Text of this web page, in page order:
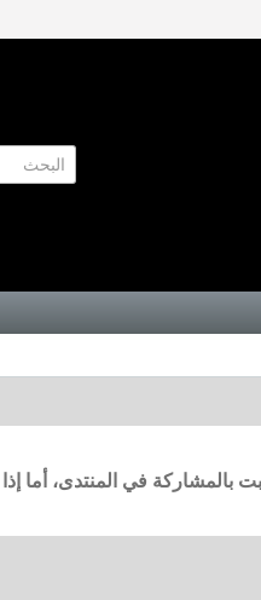
بالمشاركة في المنتدى، أما